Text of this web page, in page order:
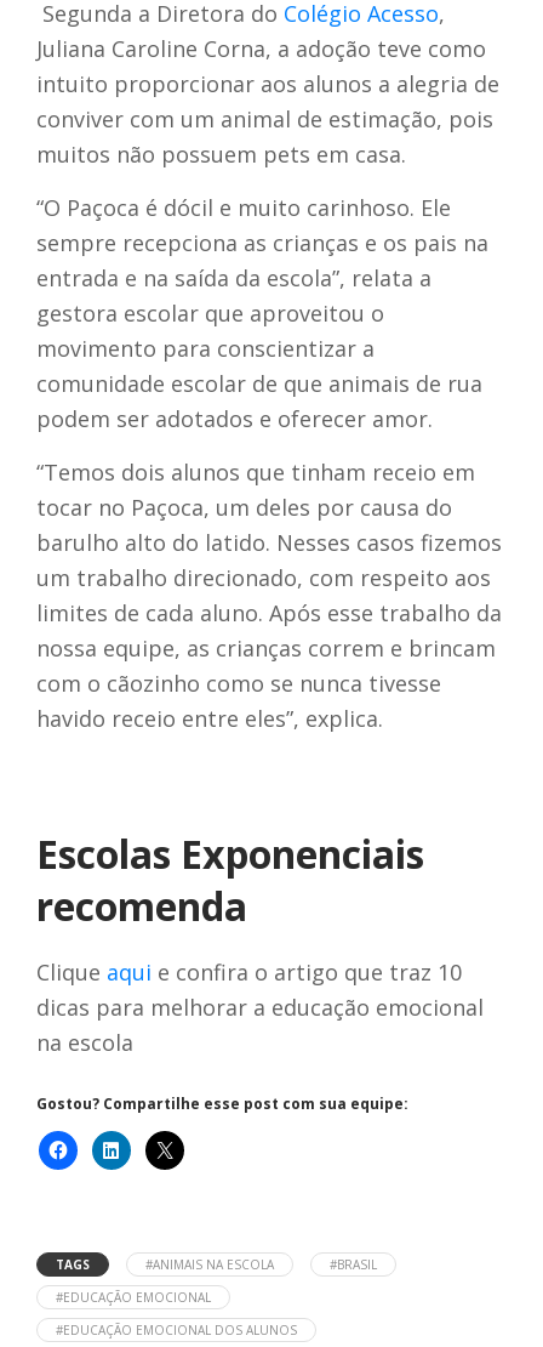
Segunda a Diretora do Colégio Acesso,
Juliana Caroline Corna, a adoção teve como
intuito proporcionar aos alunos a alegria de
conviver com um animal de estimação, pois
muitos não possuem pets em casa.
“O Paçoca é dócil e muito carinhoso. Ele
sempre recepciona as crianças e os pais na
entrada e na saída da escola”, relata a
gestora escolar que aproveitou o
movimento para conscientizar a
comunidade escolar de que animais de rua
podem ser adotados e oferecer amor.
“Temos dois alunos que tinham receio em
tocar no Paçoca, um deles por causa do
barulho alto do latido. Nesses casos fizemos
um trabalho direcionado, com respeito aos
limites de cada aluno. Após esse trabalho da
nossa equipe, as crianças correm e brincam
com o cãozinho como se nunca tivesse
havido receio entre eles”, explica.
Escolas Exponenciais
recomenda
Clique aqui e confira o artigo que traz 10
dicas para melhorar a educação emocional
na escola
Gostou? Compartilhe esse post com sua equipe:
TAGS #ANIMAIS NA ESCOLA
#BRASIL
#EDUCAÇÃO EMOCIONAL
#EDUCAÇÃO EMOCIONAL DOS ALUNOS